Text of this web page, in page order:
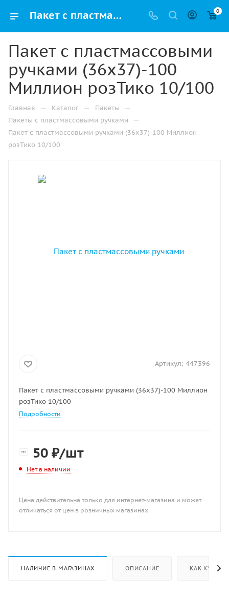
Пакет с пластмассовыми ручками (36х37)-100 Миллион розТико 10/100 купить в Москве с доставкой оптом и в розницу 0
Пакет с пластмассовыми
ручками (36х37)-100
Миллион розТико 10/100
Главная — Каталог — Пакеты —
Пакеты с пластмассовыми ручками —
Пакет с пластмассовыми ручками (36х37)-100 Миллион
розТико 10/100
Артикул: 447396
Пакет с пластмассовыми ручками (36х37)-100 Миллион
розТико 10/100
Подробности
50 ₽/шт
Нет в наличии
Цена действительна только для интернет-магазина и может
отличаться от цен в розничных магазинах
НАЛИЧИЕ В МАГАЗИНАХ ОПИСАНИЕ КАК КУПИТЬ